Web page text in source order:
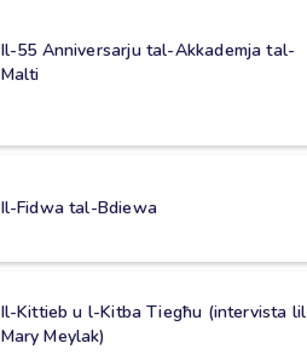
Il-55 Anniversarju tal-Akkademja tal-
Malti
Il-Fidwa tal-Bdiewa
Il-Kittieb u l-Kitba Tiegħu (intervista lil
Mary Meylak)